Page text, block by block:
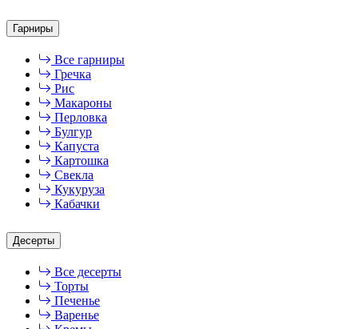
Гарниры
Все гарниры
Гречка
Рис
Макароны
Перловка
Булгур
Капуста
Картошка
Свекла
Кукуруза
Кабачки
Десерты
Все десерты
Торты
Печенье
Варенье